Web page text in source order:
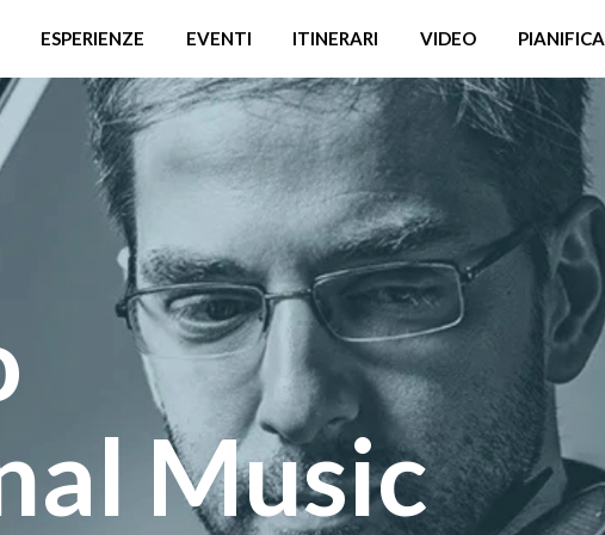
ESPERIENZE EVENTI ITINERARI VIDEO PIANIFICA
Music